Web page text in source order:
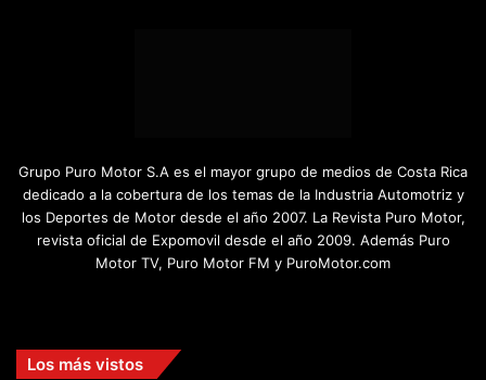
Grupo Puro Motor S.A es el mayor grupo de medios de Costa Rica
dedicado a la cobertura de los temas de la Industria Automotriz y
los Deportes de Motor desde el año 2007. La Revista Puro Motor,
revista oficial de Expomovil desde el año 2009. Además Puro
Motor TV, Puro Motor FM y PuroMotor.com
Los más vistos